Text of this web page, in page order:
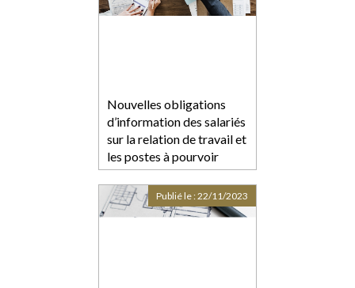
Nouvelles obligations
d’information des salariés
sur la relation de travail et
les postes à pourvoir
Publié le :22/11/2023